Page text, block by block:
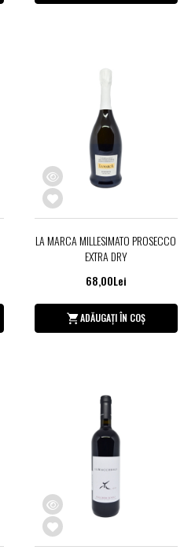
LA MARCA MILLESIMATO PROSECCO
EXTRA DRY
68,00Lei
ADĂUGAȚI ÎN COȘ